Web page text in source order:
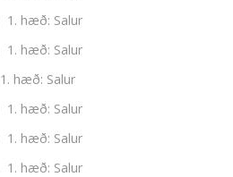
1. hæð: Salur
1. hæð: Salur
1. hæð: Salur
1. hæð: Salur
1. hæð: Salur
1. hæð: Salur